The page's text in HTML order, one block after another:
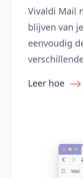
Vivaldi Mail
blijven van
eenvoudig
Leer hoe